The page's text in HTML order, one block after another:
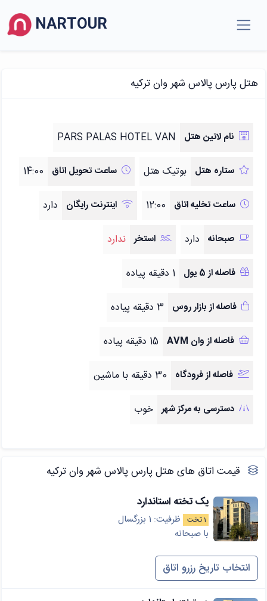
NARTOUR
هتل پارس پالاس شهر وان ترکیه
نام لاتین هتل PARS PALAS HOTEL VAN
ستاره هتل بوتیک هتل ساعت تحویل اتاق 14:00
ساعت تخلیه اتاق 12:00 اینترنت رایگان دارد
صبحانه دارد استخر ندارد
فاصله از 5 یول 1 دقیقه پیاده
فاصله از بازار روس 3 دقیقه پیاده
فاصله از وان AVM 15 دقیقه پیاده
فاصله از فرودگاه 30 دقیقه با ماشین
دسترسی به مرکز شهر خوب
قیمت اتاق های هتل پارس پالاس شهر وان ترکیه
یک تخته استاندارد
1 تخت
ظرفیت: 1 بزرگسال
با صبحانه
انتخاب تاریخ رزرو اتاق